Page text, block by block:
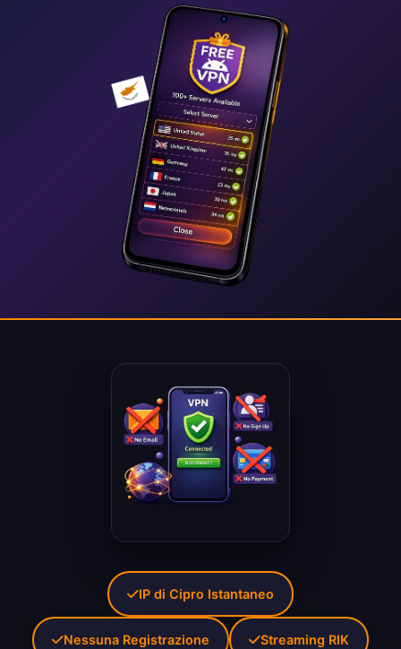
IP di Cipro Istantaneo
Nessuna Registrazione Streaming RIK